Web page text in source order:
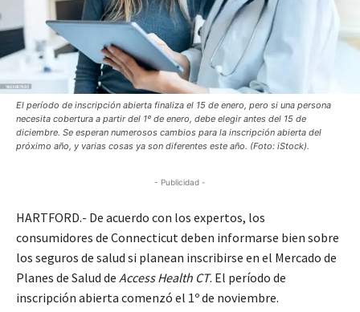
El período de inscripción abierta finaliza el 15 de enero, pero si una persona
necesita cobertura a partir del 1º de enero, debe elegir antes del 15 de
diciembre. Se esperan numerosos cambios para la inscripción abierta del
próximo año, y varias cosas ya son diferentes este año. (Foto: iStock).
- Publicidad -
HARTFORD.- De acuerdo con los expertos, los
consumidores de Connecticut deben informarse bien sobre
los seguros de salud si planean inscribirse en el Mercado de
Planes de Salud de Access Health CT. El período de
inscripción abierta comenzó el 1º de noviembre.